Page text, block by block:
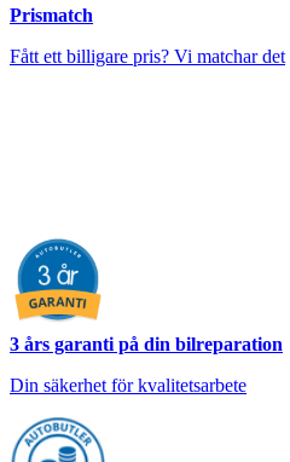
Prismatch
Fått ett billigare pris? Vi matchar det
3 års garanti på din bilreparation
Din säkerhet för kvalitetsarbete